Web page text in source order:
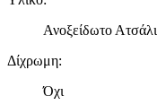
Ανοξείδωτο Ατσάλι
Δίχρωμη:
Όχι